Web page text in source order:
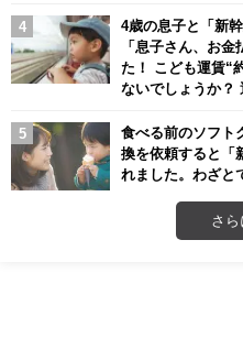
4歳の息子と「新
「息子さん、お
た！ こども運賃“
ないでしょうか？
食べる前のソフト
換を依頼すると「
れました。わざと
さら